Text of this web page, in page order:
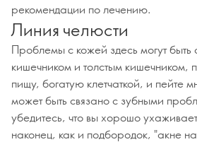
рекомендации по лечению.
Линия челюсти
Проблемы с кожей здесь могут
кишечником и толстым кишечником,
пищу, богатую клетчаткой, и пейте
может быть связано с зубными
убедитесь, что вы хорошо
наконец, как и подбородок, "акне